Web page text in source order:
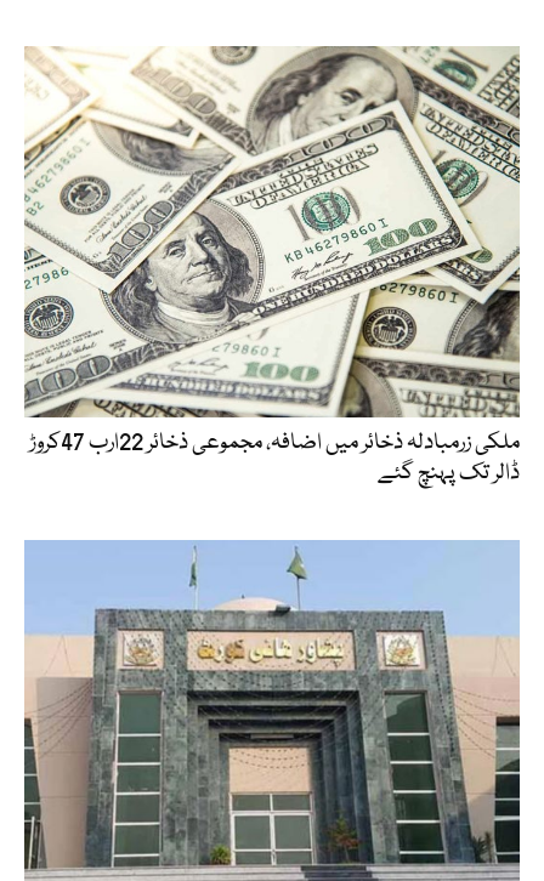
ملکی زرمبادلہ ذخائر میں اضافہ، مجموعی ذخائر 22ارب 47کروڑ
ڈالر تک پہنچ گئے